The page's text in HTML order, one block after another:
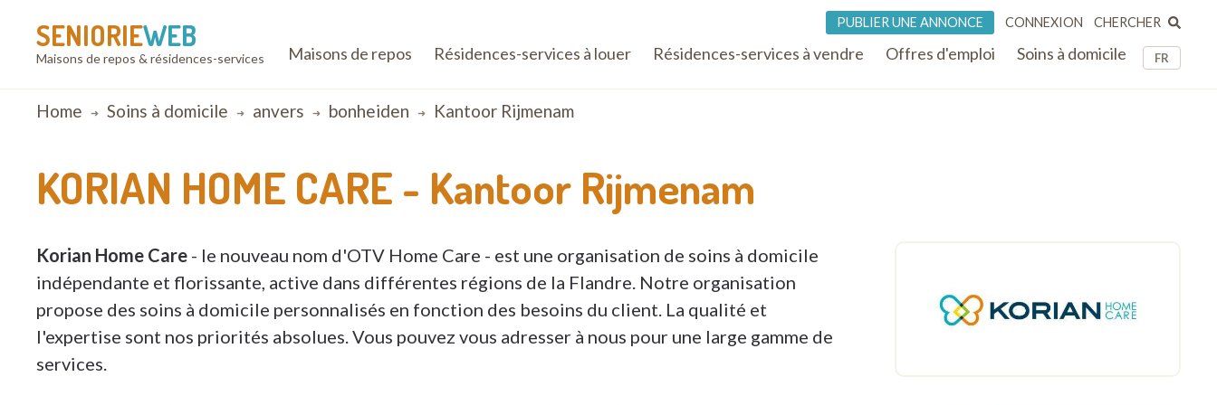
SENIORIEWEB
Maisons de repos & résidences-services FR
Maisons de repos Résidences-services à louer Résidences-services à vendre Offres d'emploi Soins à domicile
PUBLIER UNE ANNONCE CONNEXION CHERCHER
Breadcrumb
Home Soins à domicile anvers bonheiden Kantoor Rijmenam
KORIAN HOME CARE - Kantoor Rijmenam
Korian Home Care - le nouveau nom d'OTV Home Care - est une organisation de soins à domicile
indépendante et florissante, active dans différentes régions de la Flandre. Notre organisation
propose des soins à domicile personnalisés en fonction des besoins du client. La qualité et
l'expertise sont nos priorités absolues. Vous pouvez vous adresser à nous pour une large gamme de
services.